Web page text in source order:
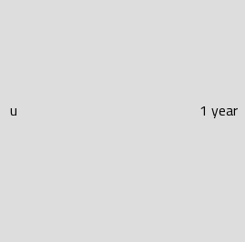
u 1 year